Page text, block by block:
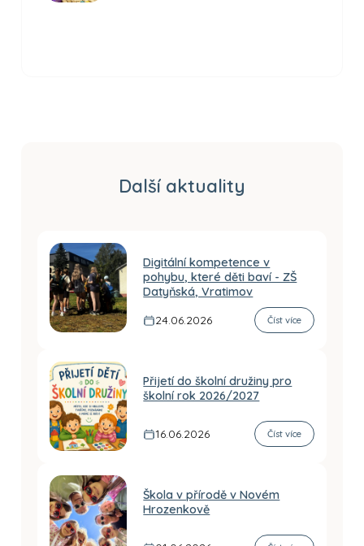
Další aktuality
Digitální kompetence v
pohybu, které děti baví - ZŠ
Datyňská, Vratimov
24.06.2026
Číst více
Přijetí do školní družiny pro
školní rok 2026/2027
16.06.2026 Číst více
Škola v přírodě v Novém
Hrozenkově